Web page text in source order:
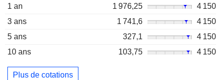
1 an
1 976,25
4 150
3 ans
1 741,6
4 150
5 ans
327,1
4 150
10 ans
103,75 4 150
Plus de cotations